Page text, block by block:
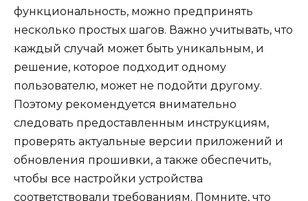
функциональность, можно предпринять
несколько простых шагов. Важно учитывать, что
каждый случай может быть уникальным, и
решение, которое подходит одному
пользователю, может не подойти другому.
Поэтому рекомендуется внимательно
следовать предоставленным инструкциям,
проверять актуальные версии приложений и
обновления прошивки, а также обеспечить,
чтобы все настройки устройства
соответствовали требованиям. Помните, что